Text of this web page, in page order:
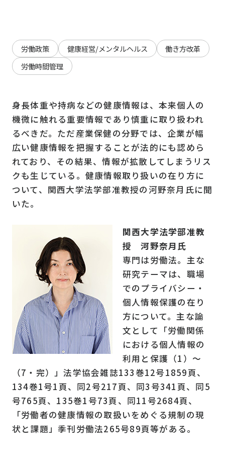
労働政策 健康経営/メンタルヘルス
働き方改革
労働時間管理
身長体重や持病などの健康情報は、本来個人の
機微に触れる重要情報であり慎重に取り扱われ
るべきだ。ただ産業保健の分野では、企業が幅
広い健康情報を把握することが法的にも認めら
れており、その結果、情報が拡散してしまうリス
クも生じている。健康情報取り扱いの在り方に
ついて、関西大学法学部准教授の河野奈月氏に聞
いた。
関西大学法学部准教
授 河野奈月氏
専門は労働法。主な
研究テーマは、職場
でのプライバシー・
個人情報保護の在り
方について。主な論
文として「労働関係
における個人情報の
利用と保護（1）〜
（7・完）」法学協会雑誌133巻12号1859頁、
134巻1号1頁、同2号217頁、同3号341頁、同5
号765頁、135巻1号73頁、同11号2684頁、
「労働者の健康情報の取扱いをめぐる規制の現
状と課題」季刊労働法265号89頁等がある。